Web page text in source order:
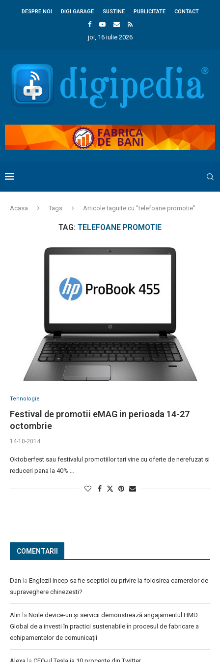
DESPRE NOI DIGI GARAGE SUSTINE PUBLICITATE CONTACT
joi, 16 iulie 2026
Acasa Tags Articole taguite cu "telefoane promotie"
TAG: TELEFOANE PROMOTIE
Tehnologie
Festival de promotii eMAG in perioada 14-27
octombrie
14-10-2014
Oktoberfest sau festivalul promotiilor tari vine cu oferte de nerefuzat si
reduceri pana la 40% …
COMENTARII
Dan la Englezii incep sa fie sceptici cu privire la folosirea camerelor de
supraveghere chinezesti?
Alin la Noile device-uri și servicii demonstrează angajamentul HMD
Global de a investi în practici sustenabile în procesul de fabricare a
echipamentelor de comunicații